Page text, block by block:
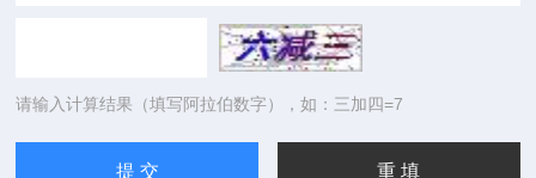
请输入计算结果（填写阿拉伯数字），如：三加四=7